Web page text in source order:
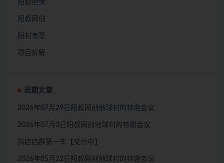
阳叔担保
阳叔网创
阳村专享
项目拆解
近期文章
2026年07月29日阳叔网创地球村的特邀会议
2026年07月3日阳叔网创地球村的特邀会议
抖店店群第一车【交付中】
2026年05月22日阳叔网创地球村的特邀会议